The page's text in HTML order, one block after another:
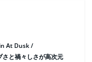
At Dusk /
と禍々しさが高次元